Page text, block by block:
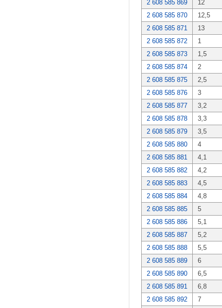
2 608 585 869
12
2 608 585 870
12,5
2 608 585 871
13
2 608 585 872
1
2 608 585 873
1,5
2 608 585 874
2
2 608 585 875
2,5
2 608 585 876
3
2 608 585 877
3,2
2 608 585 878
3,3
2 608 585 879
3,5
2 608 585 880
4
2 608 585 881
4,1
2 608 585 882
4,2
2 608 585 883
4,5
2 608 585 884
4,8
2 608 585 885
5
2 608 585 886
5,1
2 608 585 887
5,2
2 608 585 888
5,5
2 608 585 889
6
2 608 585 890
6,5
2 608 585 891
6,8
2 608 585 892
7